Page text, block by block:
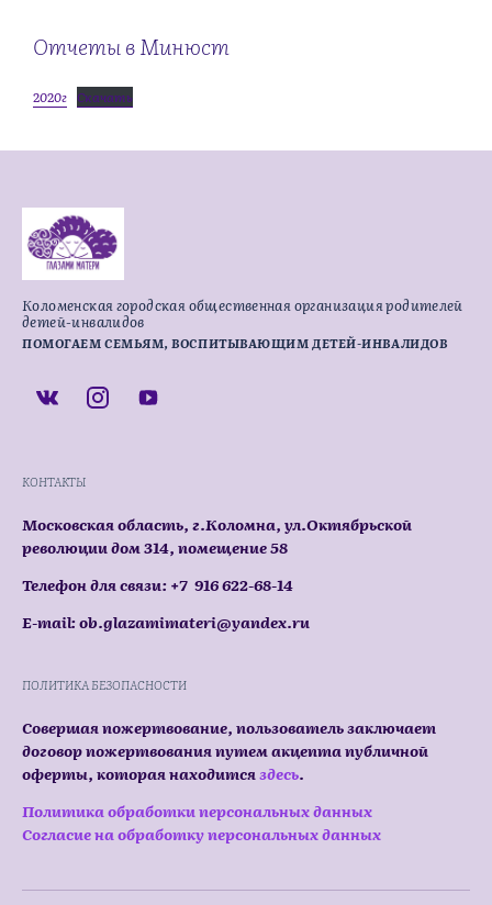
Отчеты в Минюст
2020г Скачать
Коломенская городская общественная организация родителей
детей-инвалидов
ПОМОГАЕМ СЕМЬЯМ, ВОСПИТЫВАЮЩИМ ДЕТЕЙ-ИНВАЛИДОВ
КОНТАКТЫ
Московская область, г.Коломна, ул.Октябрьской
революции дом 314, помещение 58
Телефон для связи: +7 916 622-68-14
E-mail: ob.glazamimateri@yandex.ru
ПОЛИТИКА БЕЗОПАСНОСТИ
Совершая пожертвование, пользователь заключает
договор пожертвования путем акцепта публичной
оферты, которая находитсяздесь.
Политика обработки персональных данных
Согласие на обработку персональных данных